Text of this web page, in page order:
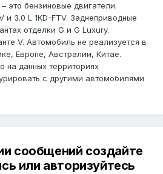
– это бензиновые двигатели.
и 3.0 L 1KD-FTV. Заднеприводные
отделки G и G Luxury.
V. Автомобиль не реализуется в
Европе, Австралии, Китае.
на данных территориях
с другими автомобилями
сообщений создайте
или авторизуйтесь